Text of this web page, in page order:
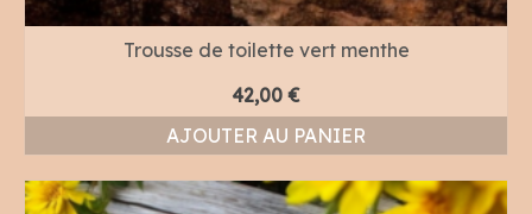
Trousse de toilette vert menthe
42,00 €
AJOUTER AU PANIER